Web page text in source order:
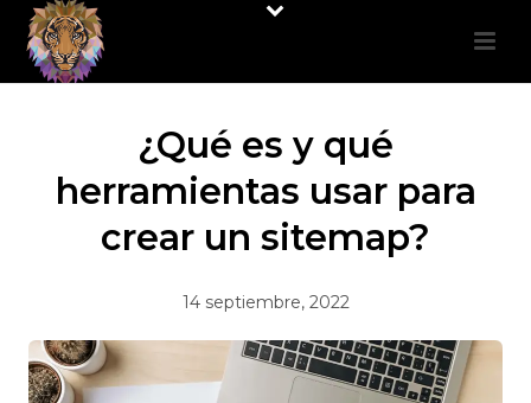
¿Qué es y qué
herramientas usar para
crear un sitemap?
14 septiembre, 2022